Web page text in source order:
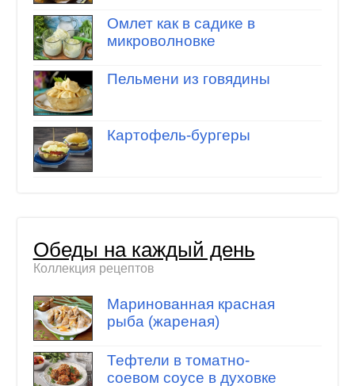
Омлет как в садике в
микроволновке
Пельмени из говядины
Картофель-бургеры
Обеды на каждый день
Коллекция рецептов
Маринованная красная
рыба (жареная)
Тефтели в томатно-
соевом соусе в духовке